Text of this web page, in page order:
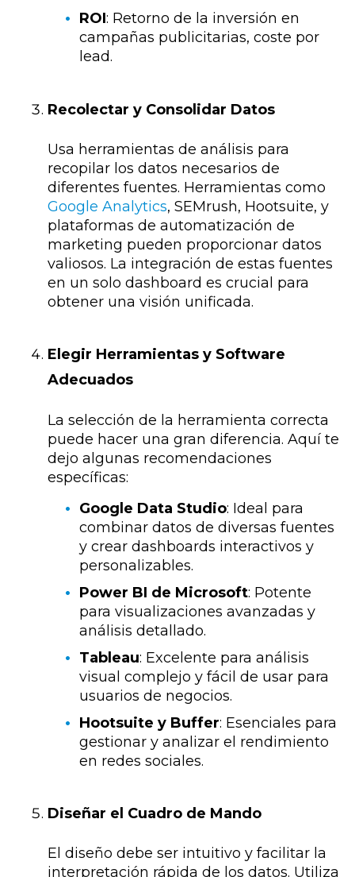
ROI: Retorno de la inversión en
campañas publicitarias, coste por
lead.
Recolectar y Consolidar Datos
Usa herramientas de análisis para
recopilar los datos necesarios de
diferentes fuentes. Herramientas como
Google Analytics, SEMrush, Hootsuite, y
plataformas de automatización de
marketing pueden proporcionar datos
valiosos. La integración de estas fuentes
en un solo dashboard es crucial para
obtener una visión unificada.
Elegir Herramientas y Software
Adecuados
La selección de la herramienta correcta
puede hacer una gran diferencia. Aquí te
dejo algunas recomendaciones
específicas:
Google Data Studio: Ideal para
combinar datos de diversas fuentes
y crear dashboards interactivos y
personalizables.
Power BI de Microsoft: Potente
para visualizaciones avanzadas y
análisis detallado.
Tableau: Excelente para análisis
visual complejo y fácil de usar para
usuarios de negocios.
Hootsuite y Buffer: Esenciales para
gestionar y analizar el rendimiento
en redes sociales.
Diseñar el Cuadro de Mando
El diseño debe ser intuitivo y facilitar la
interpretación rápida de los datos. Utiliza